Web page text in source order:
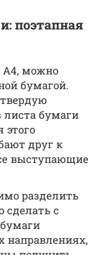
поэтапная
А4, можно
бумагой.
листа бумаги
этого
друг к
выступающие
разделить
сделать с
направлениях,